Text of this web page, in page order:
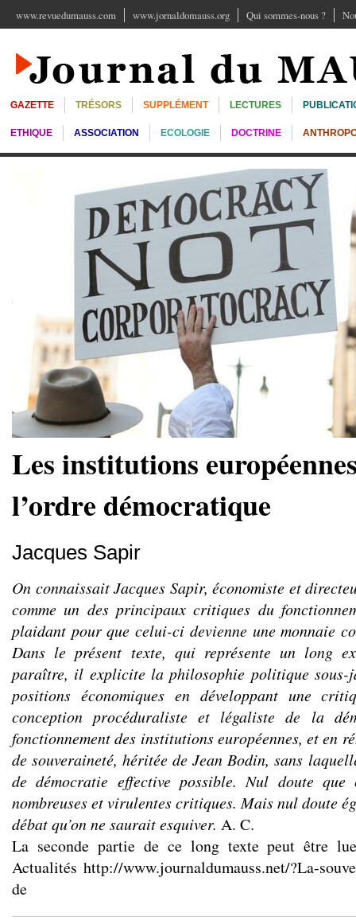
www.revuedumauss.com www.jornaldomauss.org Qui sommes-nous ?
GAZETTE TRÉSORS SUPPLÉMENT LECTURES
ETHIQUE ASSOCIATION ECOLOGIE DOCTRINE
Les institutions
l’ordre démocratique
Jacques Sapir
On connaissait Jacques Sapir, économiste et
comme un des principaux critiques du
plaidant pour que celui-ci devienne une monnaie
Dans le présent texte, qui représente un long
paraître, il explicite la philosophie politique sous-
positions économiques en développant une
conception procéduraliste et légaliste de la
fonctionnement des institutions européennes, et en
de souveraineté, héritée de Jean Bodin, sans
de démocratie effective possible. Nul doute
nombreuses et virulentes critiques. Mais nul doute
débat qu’on ne saurait esquiver. A. C.
La seconde partie de ce long texte peut être
Actualités http://www.journaldumauss.net/?La-
de